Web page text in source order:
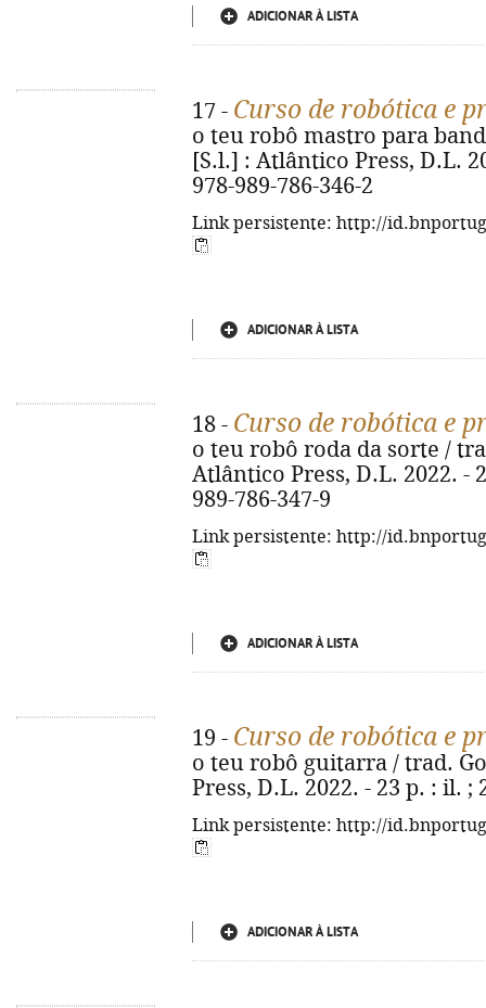
ADICIONAR À LISTA
17 - Curso de robótica e
o teu robô mastro para
[S.l.] : Atlântico Press, D.L.
978-989-786-346-2
Link persistente: http://
ADICIONAR À LISTA
18 - Curso de robótica e
o teu robô roda da sorte /
Atlântico Press, D.L. 2022. -
989-786-347-9
Link persistente: http://
ADICIONAR À LISTA
19 - Curso de robótica e
o teu robô guitarra / trad.
Press, D.L. 2022. - 23 p. : il. ;
Link persistente: http://
ADICIONAR À LISTA